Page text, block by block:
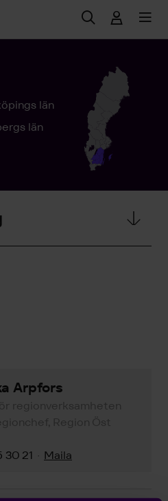
län
län
Arpfors
regionverksamheten
Region Öst
30 21 · Maila